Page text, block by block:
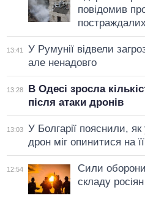
повідомив
13:41
У Румунії відвели
але ненадовго
13:28
В Одесі зросла
після атаки дронів
13:03
У Болгарії пояснили, як
дрон міг опинитися на її
12:54
Сили
складу